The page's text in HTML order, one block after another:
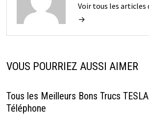
Voir tous les articles
→
VOUS POURRIEZ AUSSI AIMER
Tous les Meilleurs Bons Trucs
Téléphone